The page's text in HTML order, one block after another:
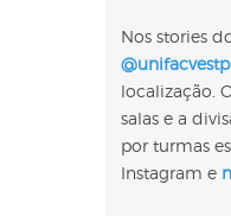
Nos stories
localização.
salas e a
por turmas
Instagram e